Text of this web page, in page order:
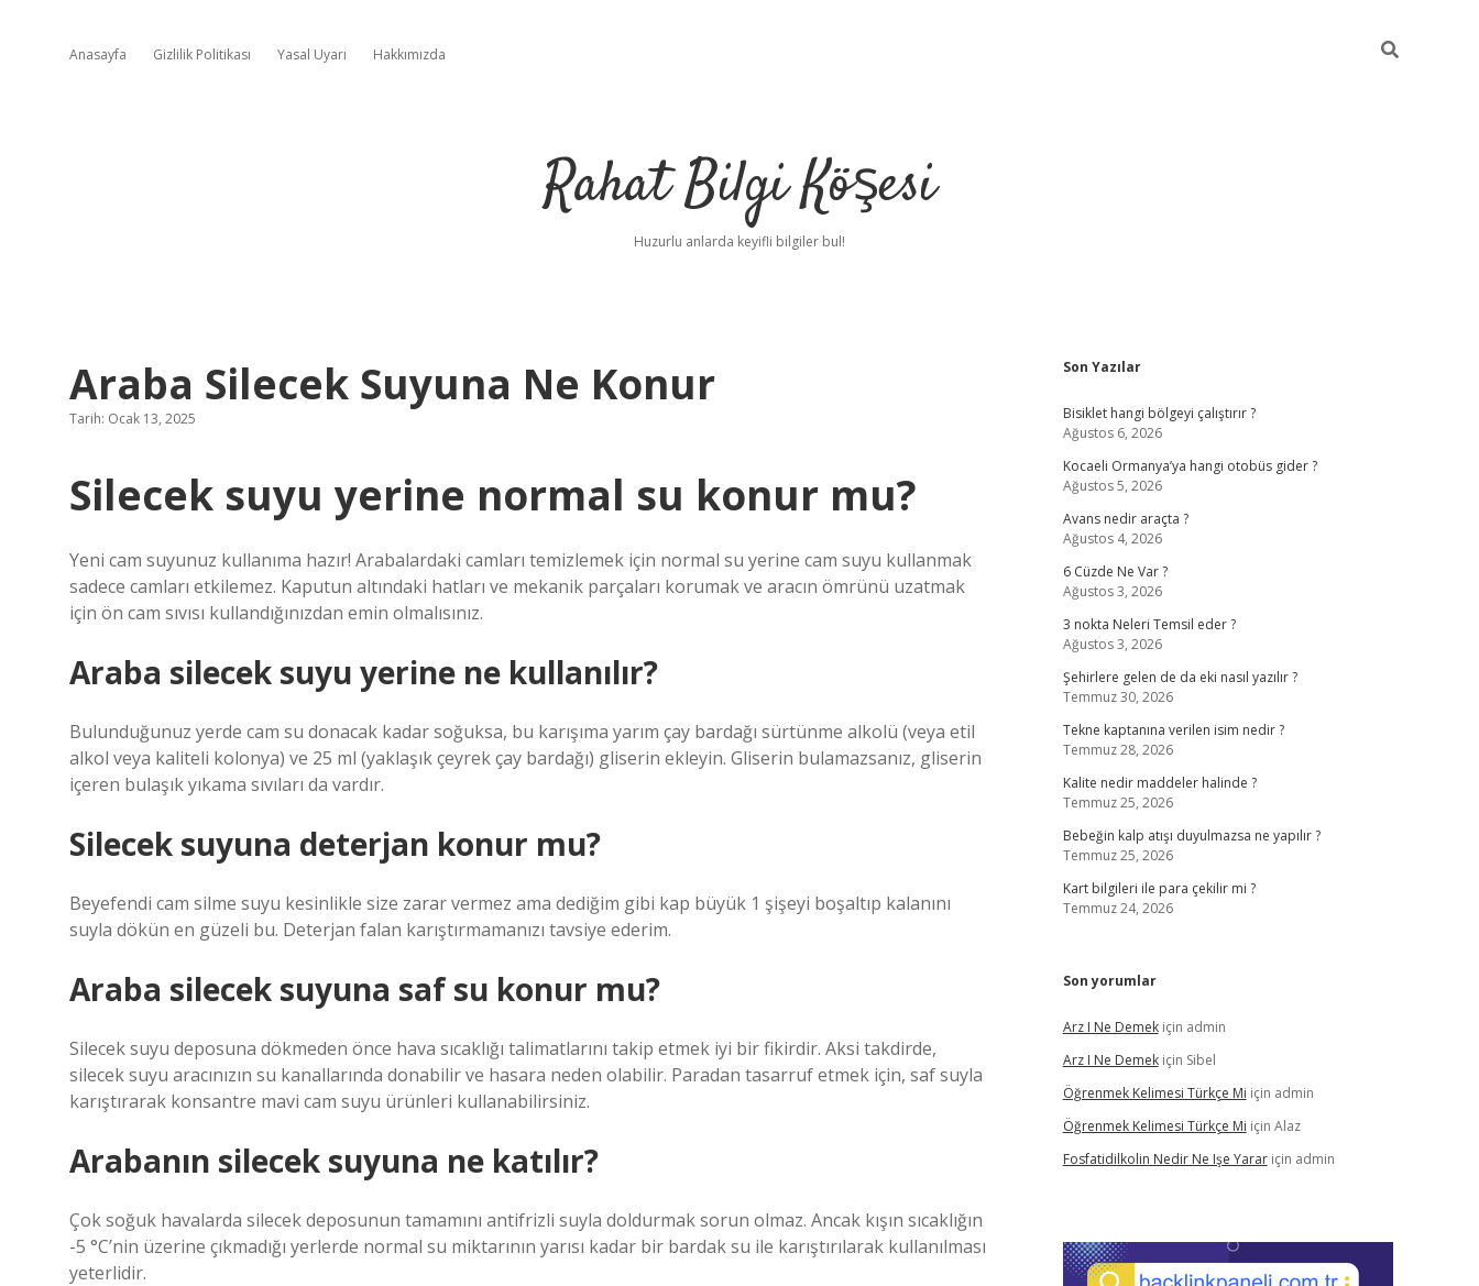
Anasayfa Gizlilik Politikası Yasal Uyarı Hakkımızda
Rahat Bilgi Köşesi
Huzurlu anlarda keyifli bilgiler bul!
Araba Silecek Suyuna Ne Konur
Tarih: Ocak 13, 2025
Silecek suyu yerine normal su konur mu?
Yeni cam suyunuz kullanıma hazır! Arabalardaki camları temizlemek için normal su yerine cam suyu kullanmak
sadece camları etkilemez. Kaputun altındaki hatları ve mekanik parçaları korumak ve aracın ömrünü uzatmak
için ön cam sıvısı kullandığınızdan emin olmalısınız.
Araba silecek suyu yerine ne kullanılır?
Bulunduğunuz yerde cam su donacak kadar soğuksa, bu karışıma yarım çay bardağı sürtünme alkolü (veya etil
alkol veya kaliteli kolonya) ve 25 ml (yaklaşık çeyrek çay bardağı) gliserin ekleyin. Gliserin bulamazsanız, gliserin
içeren bulaşık yıkama sıvıları da vardır.
Silecek suyuna deterjan konur mu?
Beyefendi cam silme suyu kesinlikle size zarar vermez ama dediğim gibi kap büyük 1 şişeyi boşaltıp kalanını
suyla dökün en güzeli bu. Deterjan falan karıştırmamanızı tavsiye ederim.
Araba silecek suyuna saf su konur mu?
Silecek suyu deposuna dökmeden önce hava sıcaklığı talimatlarını takip etmek iyi bir fikirdir. Aksi takdirde,
silecek suyu aracınızın su kanallarında donabilir ve hasara neden olabilir. Paradan tasarruf etmek için, saf suyla
karıştırarak konsantre mavi cam suyu ürünleri kullanabilirsiniz.
Arabanın silecek suyuna ne katılır?
Çok soğuk havalarda silecek deposunun tamamını antifrizli suyla doldurmak sorun olmaz. Ancak kışın sıcaklığın
-5 °C’nin üzerine çıkmadığı yerlerde normal su miktarının yarısı kadar bir bardak su ile karıştırılarak kullanılması
yeterlidir.
Sidebar
Son Yazılar
Bisiklet hangi bölgeyi çalıştırır ?
Ağustos 6, 2026
Kocaeli Ormanya’ya hangi otobüs gider ?
Ağustos 5, 2026
Avans nedir araçta ?
Ağustos 4, 2026
6 Cüzde Ne Var ?
Ağustos 3, 2026
3 nokta Neleri Temsil eder ?
Ağustos 3, 2026
Şehirlere gelen de da eki nasıl yazılır ?
Temmuz 30, 2026
Tekne kaptanına verilen isim nedir ?
Temmuz 28, 2026
Kalite nedir maddeler halinde ?
Temmuz 25, 2026
Bebeğin kalp atışı duyulmazsa ne yapılır ?
Temmuz 25, 2026
Kart bilgileri ile para çekilir mi ?
Temmuz 24, 2026
Son yorumlar
Arz I Ne Demekiçin admin
Arz I Ne Demekiçin Sibel
Öğrenmek Kelimesi Türkçe Mi için admin
Öğrenmek Kelimesi Türkçe Mi için Alaz
Fosfatidilkolin Nedir Ne Işe Yarariçin admin